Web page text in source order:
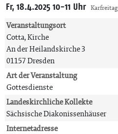
Fr, 18.4.2025 10-11 Uhr Karfreitag
Veranstaltungsort
Cotta, Kirche
An der Heilandskirche 3
01157 Dresden
Art der Veranstaltung
Gottesdienste
Landeskirchliche Kollekte
Sächsische Diakonissenhäuser
Internetadresse